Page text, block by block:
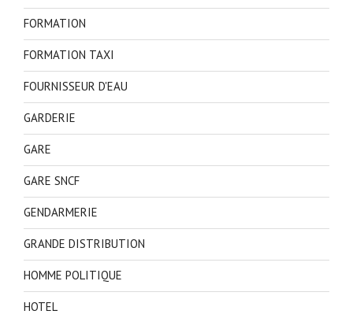
FORMATION
FORMATION TAXI
FOURNISSEUR D'EAU
GARDERIE
GARE
GARE SNCF
GENDARMERIE
GRANDE DISTRIBUTION
HOMME POLITIQUE
HOTEL